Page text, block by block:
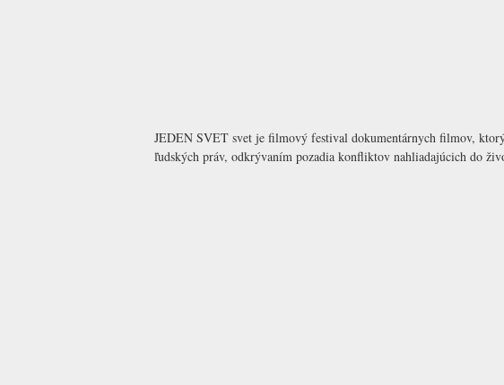
JEDEN SVET svet je filmový festival dokumentárnych filmov,
ľudských práv, odkrývaním pozadia konfliktov nahliadajúcich do